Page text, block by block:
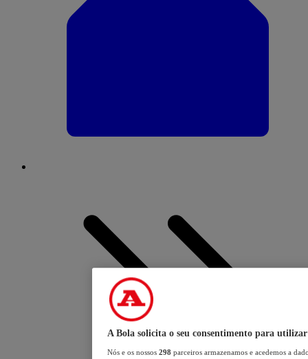
A Bola solicita o seu consentimento para utilizar
Nós e os nossos 298 parceiros armazenamos e acedemos a